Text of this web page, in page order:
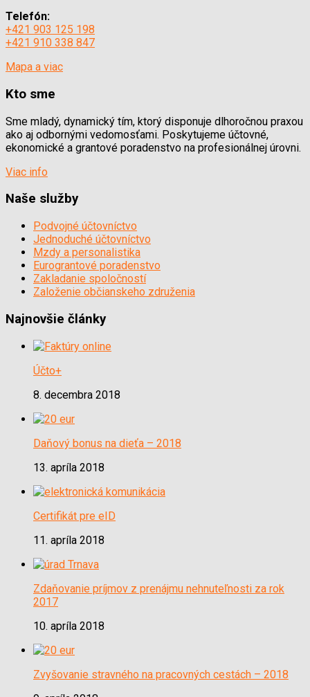
Telefón:
+421 903 125 198
+421 910 338 847
Mapa a viac
Kto sme
Sme mladý, dynamický tím, ktorý disponuje dlhoročnou praxou
ako aj odbornými vedomosťami. Poskytujeme účtovné,
ekonomické a grantové poradenstvo na profesionálnej úrovni.
Viac info
Naše služby
Podvojné účtovníctvo
Jednoduché účtovníctvo
Mzdy a personalistika
Eurograntové poradenstvo
Zakladanie spoločností
Založenie občianskeho združenia
Najnovšie články
Účto+
8. decembra 2018
Daňový bonus na dieťa – 2018
13. apríla 2018
Certifikát pre eID
11. apríla 2018
Zdaňovanie príjmov z prenájmu nehnuteľnosti za rok
2017
10. apríla 2018
Zvyšovanie stravného na pracovných cestách – 2018